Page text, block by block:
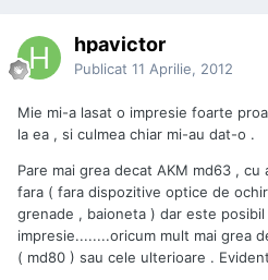
hpavictor
Publicat 11 Aprilie, 2012
Mie mi-a lasat o impresie foarte
la ea , si culmea chiar mi-au dat-o .
Pare mai grea decat AKM md63 ,
fara ( fara dispozitive optice de
grenade , baioneta ) dar este
impresie........oricum mult mai grea
( md80 ) sau cele ulterioare .